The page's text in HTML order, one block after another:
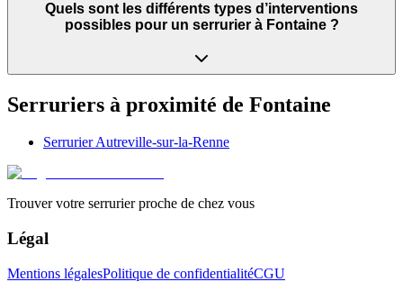
Quels sont les différents types d’interventions
possibles pour un serrurier à Fontaine ?
Serruriers à proximité de Fontaine
SerrurierAutreville-sur-la-Renne
Trouver votre serrurier proche de chez vous
Légal
Mentions légalesPolitique de confidentialitéCGU